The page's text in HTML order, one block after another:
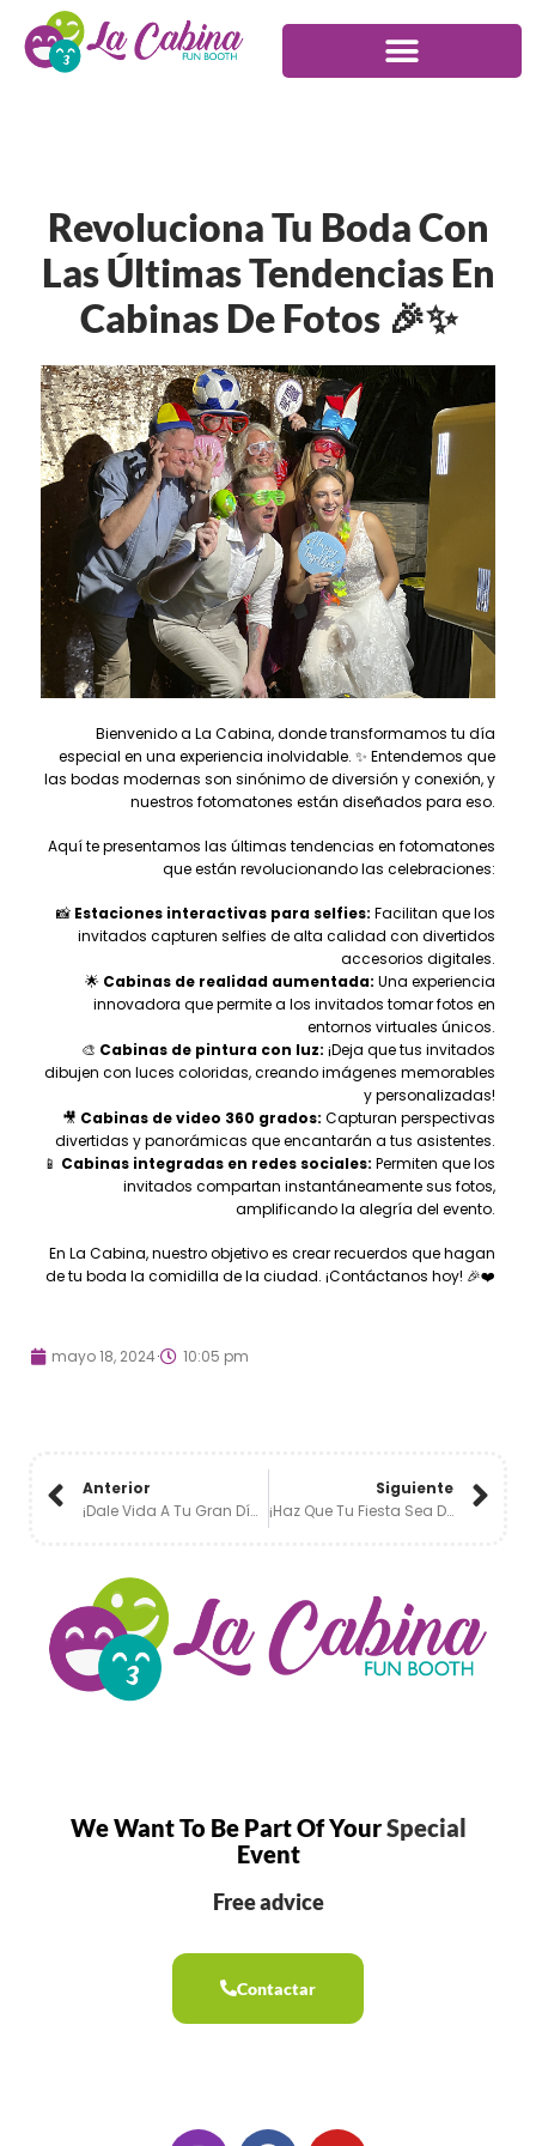
Revoluciona Tu Boda Con
Las Últimas Tendencias En
Cabinas De Fotos 🎉✨
Bienvenido a La Cabina, donde transformamos tu día
especial en una experiencia inolvidable. ✨ Entendemos que
las bodas modernas son sinónimo de diversión y conexión, y
nuestros fotomatones están diseñados para eso.
Aquí te presentamos las últimas tendencias en fotomatones
que están revolucionando las celebraciones:
📸 Estaciones interactivas para selfies: Facilitan que los
invitados capturen selfies de alta calidad con divertidos
accesorios digitales.
🌟 Cabinas de realidad aumentada: Una experiencia
innovadora que permite a los invitados tomar fotos en
entornos virtuales únicos.
🎨 Cabinas de pintura con luz: ¡Deja que tus invitados
dibujen con luces coloridas, creando imágenes memorables
y personalizadas!
🎥 Cabinas de video 360 grados: Capturan perspectivas
divertidas y panorámicas que encantarán a tus asistentes.
📱 Cabinas integradas en redes sociales: Permiten que los
invitados compartan instantáneamente sus fotos,
amplificando la alegría del evento.
En La Cabina, nuestro objetivo es crear recuerdos que hagan
de tu boda la comidilla de la ciudad. ¡Contáctanos hoy! 🎉❤️
mayo 18, 2024 10:05 pm
Anterior
¡Dale Vida A Tu Gran Día Con Modernas Tendencias En Fotomatones ! 🎉📸
Siguiente
¡Haz Que Tu Fiesta Sea Divertida Con Un Fotomatón! 🎉📸
We Want To Be Part Of YourSpecial
Event
Free advice
Contactar